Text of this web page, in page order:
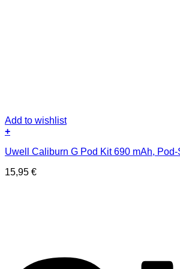
Add to wishlist
+
Uwell Caliburn G Pod Kit 690 mAh,
15,95 €